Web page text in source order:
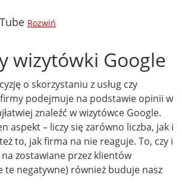
Rozwiń
wizytówki Google
o skorzystaniu z usług czy
podejmuje na podstawie opinii w
znaleźć w wizytówce Google.
aspekt – liczy się zarówno liczba, jak i
to, jak firma na nie reaguje. To, czy i
zostawiane przez klientów
te negatywne) również buduje nasz